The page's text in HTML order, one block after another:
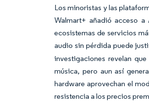
Los minoristas y las
Walmart+ añadió acceso
ecosistemas de servicios
audio sin pérdida puede
investigaciones revelan
música, pero aun así
hardware aprovechan el
resistencia a los precios